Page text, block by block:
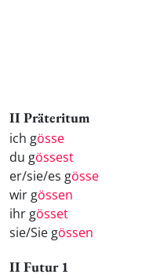
II Präteritum
ich gösse
du gössest
er/sie/es gösse
wir gössen
ihr gösset
sie/Sie gössen
II Futur 1